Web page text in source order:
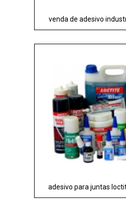
venda de adesivo
adesivo para juntas